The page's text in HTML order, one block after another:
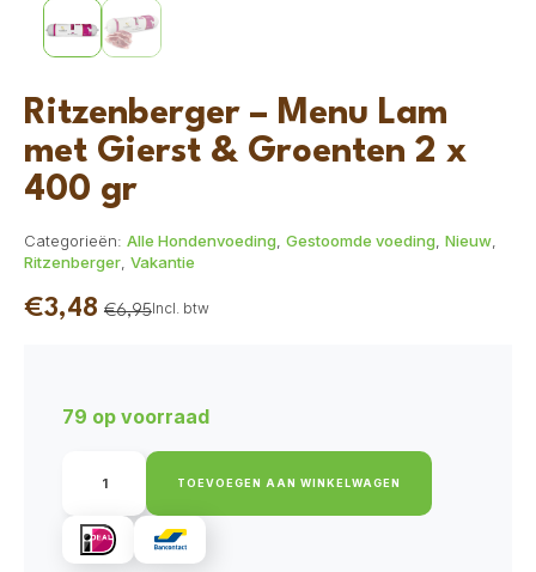
Ritzenberger – Menu Lam
met Gierst & Groenten 2 x
400 gr
Categorieën: Alle Hondenvoeding Gestoomde voeding Nieuw
Ritzenberger Vakantie
€6,95
Oorspronkelijke
€6,95.
€3,48
Huidige
€3,48.
Incl. btw
79 op voorraad
Ritzenberger
Lam
met
Gierst
TOEVOEGEN AAN WINKELWAGEN